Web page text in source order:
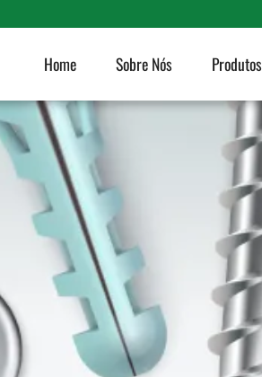
Home Sobre Nós Produtos